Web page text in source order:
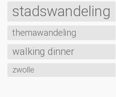
stadswandeling
themawandeling
walking dinner
zwolle